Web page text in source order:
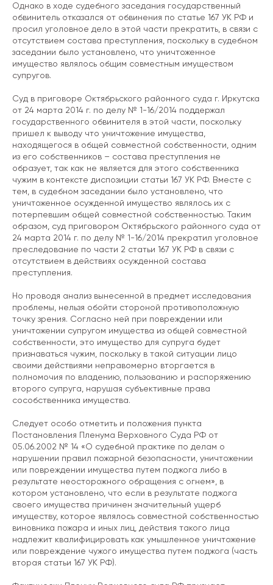
Однако в ходе судебного заседания государственный
обвинитель отказался от обвинения по статье 167 УК РФ и
просил уголовное дело в этой части прекратить, в связи с
отсутствием состава преступления, поскольку в судебном
заседании было установлено, что уничтоженное
имущество являлось общим совместным имуществом
супругов.
Суд в приговоре Октябрьского районного суда г. Иркутска
от 24 марта 2014 г. по делу № 1-16/2014 поддержал
государственного обвинителя в этой части, поскольку
пришел к выводу что уничтожение имущества,
находящегося в общей совместной собственности, одним
из его собственников – состава преступления не
образует, так как не является для этого собственника
чужим в контексте диспозиции статьи 167 УК РФ. Вместе с
тем, в судебном заседании было установлено, что
уничтоженное осужденной имущество являлось их с
потерпевшим общей совместной собственностью. Таким
образом, суд приговором Октябрьского районного суда от
24 марта 2014 г. по делу № 1-16/2014 прекратил уголовное
преследование по части 2 статьи 167 УК РФ в связи с
отсутствием в действиях осужденной состава
преступления.
Но проводя анализ вынесенной в предмет исследования
проблемы, нельзя обойти стороной противоположную
точку зрения. Согласно ней при повреждении или
уничтожении супругом имущества из общей совместной
собственности, это имущество для супруга будет
признаваться чужим, поскольку в такой ситуации лицо
своими действиями неправомерно вторгается в
полномочия по владению, пользованию и распоряжению
второго супруга, нарушая субъективные права
сособственника имущества.
Следует особо отметить и положения пункта
Постановления Пленума Верховного Суда РФ от
05.06.2002 № 14 «О судебной практике по делам о
нарушении правил пожарной безопасности, уничтожении
или повреждении имущества путем поджога либо в
результате неосторожного обращения с огнем», в
котором установлено, что если в результате поджога
своего имущества причинен значительный ущерб
имуществу, которое являлось совместной собственностью
виновника пожара и иных лиц, действия такого лица
надлежит квалифицировать как умышленное уничтожение
или повреждение чужого имущества путем поджога (часть
вторая статьи 167 УК РФ).